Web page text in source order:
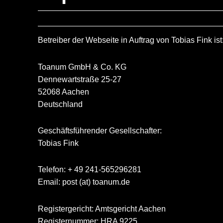
Betreiber der Webseite in Auftrag von Tobias Fink
Toanum GmbH & Co. KG
Dennewartstraße 25-27
52068 Aachen
Deutschland
Geschäftsführender Gesellschafter:
Tobias Fink
Telefon: + 49 241-565296281
Email: post (at) toanum.de
Registergericht: Amtsgericht Aachen
Registernummer: HRA 9225